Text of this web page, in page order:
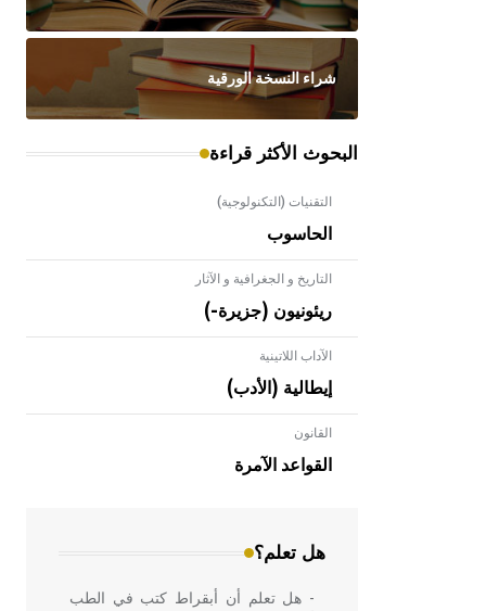
شراء النسخة الورقية
البحوث الأكثر قراءة
التقنيات (التكنولوجية)
الحاسوب
التاريخ و الجغرافية و الآثار
ريئونيون (جزيرة-)
الآداب اللاتينية
إيطالية (الأدب)
القانون
القواعد الآمرة
هل تعلم؟
- هل تعلم أن الأبلق نوع من الفنون
في بلاد الشام ومصر خاصة، حيث يحرص
الواجهات
- هل تعلم أن الإبل تستطيع البقاء على
جسمها ويعود ذلك لقدرتها على تغيير
درجة حرارة جسمها تبعاً لتغير درجة
حرارة الجو،
- هل تعلم أن أبقراط كتب في الطب
أربعة مؤلفات هي: الحكم، الأدلة، تنظيم
التغذية، ورسالته في جروح الرأس.
- هل تعلم أن المرجان إفراز حيواني